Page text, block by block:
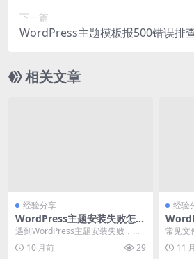
下一篇
WordPress主题模板报500错误排
相关文章
经验分享
WordPress主题安装失败怎么
办解决方法与步骤详解
遇到WordPress主题安装失败，可
能是由于文件损坏、服务器配置问
题、权限不足...
10 月前 29
经验
如何
常见文
网站包
几种情
11